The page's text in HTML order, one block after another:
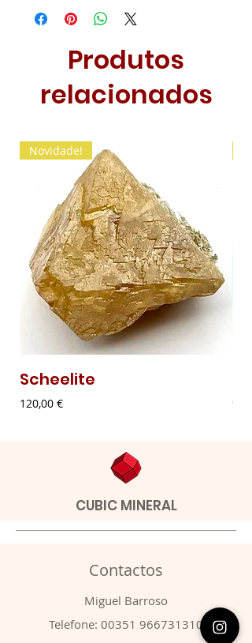
Produtos
relacionados
Novidade!
Scheelite
Preço
120,00 € 9,00
CUBIC MINERAL
Contactos
​Miguel Barroso
Telefone: 00351 966731310